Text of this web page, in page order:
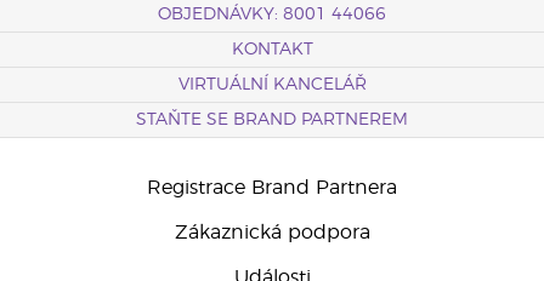
OBJEDNÁVKY: 8001 44066
KONTAKT
VIRTUÁLNÍ KANCELÁŘ
STAŇTE SE BRAND PARTNEREM
Registrace Brand Partnera
Zákaznická podpora